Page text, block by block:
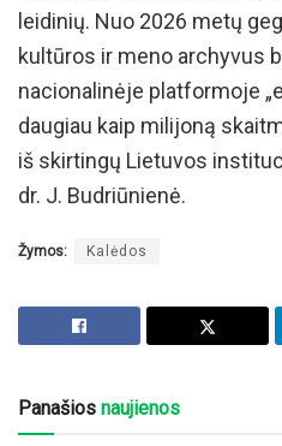
leidinių. Nuo 2026 metų
kultūros ir meno archyvus
nacionalinėje platformoje
daugiau kaip milijoną
iš skirtingų Lietuvos
dr. J. Budriūnienė.
Žymos: Kalėdos
Panašios naujienos